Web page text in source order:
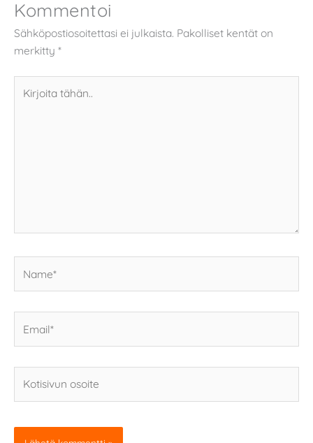
Kommentoi
Sähköpostiosoitettasi ei julkaista. Pakolliset kentät on
merkitty *
tähän..
osoite